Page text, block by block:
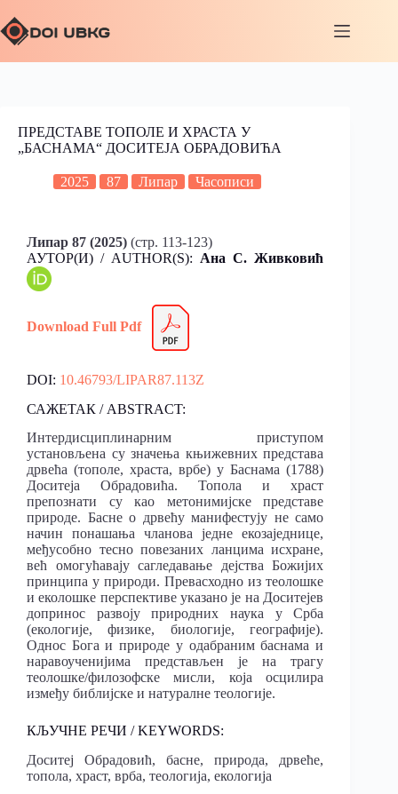
ПРЕДСТАВЕ ТОПОЛЕ И ХРАСТА У
„БАСНАМА“ ДОСИТЕЈА ОБРАДОВИЋА
2025 87 Липар Часописи
Липар 87 (2025) (стр. 113-123)
АУТОР(И) / AUTHOR(S): Ана С. Живковић
Download Full Pdf
DOI: 10.46793/LIPAR87.113Z
САЖЕТАК / ABSTRACT:
Интердисциплинарним приступом
установљена су значења књижевних представа
дрвећа (тополе, храста, врбе) у Баснама (1788)
Доситеја Обрадовића. Топола и храст
препознати су као метонимијске представе
природе. Басне о дрвећу манифестују не само
начин понашања чланова једне екозаједнице,
међусобно тесно повезаних ланцима исхране,
већ омогућавају сагледавање дејства Божијих
принципа у природи. Превасходно из теолошке
и еколошке перспективе указано је на Доситејев
допринос развоју природних наука у Срба
(екологије, физике, биологије, географије).
Однос Бога и природе у одабраним баснама и
наравоученијима представљен је на трагу
теолошке/филозофске мисли, која осцилира
између библијске и натуралне теологије.
КЉУЧНЕ РЕЧИ / KEYWORDS:
Доситеј Обрадовић, басне, природа, дрвеће,
топола, храст, врба, теологија, екологија